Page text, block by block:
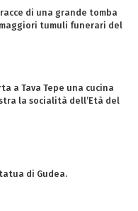
di una grande tomba
tumuli funerari del
a Tava Tepe una cucina
la socialità dell’Età del
di Gudea.